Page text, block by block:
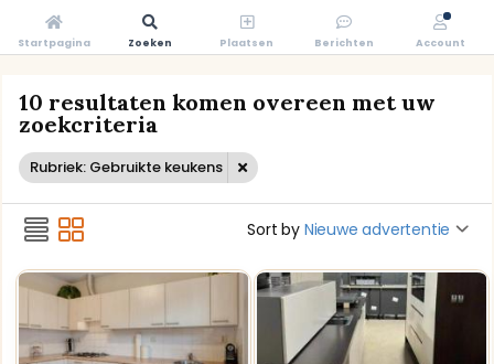
10 resultaten komen overeen met uw
zoekcriteria
Rubriek: Gebruikte keukens
Sort by Nieuwe advertentie
Startpagina Zoeken Plaatsen Berichten Account